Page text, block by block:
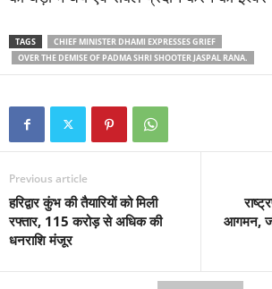
TAGS
CHIEF MINISTER DHAMI EXPRESSES GRIEF
OVER THE DEMISE OF PADMA SHRI SHOOTER JASPAL RANA.
Previous article
हरिद्वार कुंभ की तैयारियों को मिली
रफ्तार, 115 करोड़ से अधिक की
धनराशि मंजूर
आगमन,